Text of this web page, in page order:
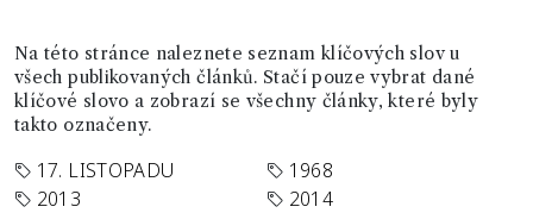
Na této stránce naleznete seznam klíčových slov u
všech publikovaných článků. Stačí pouze vybrat dané
klíčové slovo a zobrazí se všechny články, které byly
takto označeny.
17. LISTOPADU
1968
2013
2014